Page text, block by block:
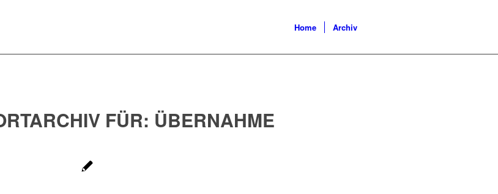
Home Archiv
FÜR: ÜBERNAHME